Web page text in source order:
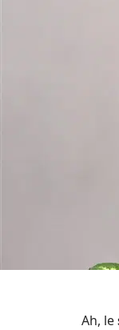
Ah, le